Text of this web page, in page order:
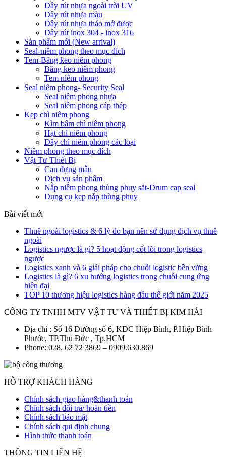
Dây rút nhựa ngoài trời UV
Dây rút nhựa màu
Dây rút nhựa tháo mở được
Dây rút inox 304 - inox 316
Sản phẩm mới (New arrival)
Seal-niêm phong theo mục đích
Tem-Băng keo niêm phong
Băng keo niêm phong
Tem niêm phong
Seal niêm phong- Security Seal
Seal niêm phong nhựa
Seal niêm phong cáp thép
Kẹp chì niêm phong
Kìm bấm chì niêm phong
Hạt chì niêm phong
Dây chì niêm phong các loại
Niêm phong theo mục đích
Vật Tư Thiết Bị
Can đựng mẫu
Dịch vụ sản phẩm
Nắp niêm phong thùng phuy sắt-Drum cap seal
Dụng cụ kẹp nắp thùng phuy
Bài viết mới
Thuê ngoài logistics & 6 lý do bạn nên sử dụng dịch vụ thuê
ngoài
Logistics ngược là gì? 5 hoạt động cốt lõi trong logistics
ngược
Logistics xanh và 6 giải pháp cho chuỗi logistic bền vững
Logistics là gì? 6 xu hướng logistics trong chuỗi cung ứng
hiện đại
TOP 10 thương hiệu logistics hàng đầu thế giới năm 2025
CÔNG TY TNHH MTV VẬT TƯ VÀ THIẾT BỊ KIM HẢI
Địa chỉ : Số 16 Đường số 6, KDC Hiệp Bình, P.Hiệp Bình
Phước, TP.Thủ Đức , Tp.HCM
Phone: 028. 62 72 3869 – 0909.630.869
HỖ TRỢ KHÁCH HÀNG
Chính sách giao hàng&thanh toán
Chính sách đổi trả/ hoàn tiền
Chính sách bảo mật
Chính sách qui định chung
Hình thức thanh toán
THÔNG TIN LIÊN HỆ